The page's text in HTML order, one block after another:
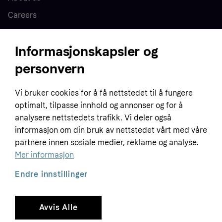
Careers
Press
Home
Customer service
Terms & conditions
Privacy policy
Tracking technology notice
Business
Sell with Klarna
Contact us
Global
Informasjonskapsler og
personvern
Vi bruker cookies for å få nettstedet til å fungere
optimalt, tilpasse innhold og annonser og for å
analysere nettstedets trafikk. Vi deler også
informasjon om din bruk av nettstedet vårt med våre
partnere innen sosiale medier, reklame og analyse.
Mer informasjon
Avvis Alle
Endre innstillinger